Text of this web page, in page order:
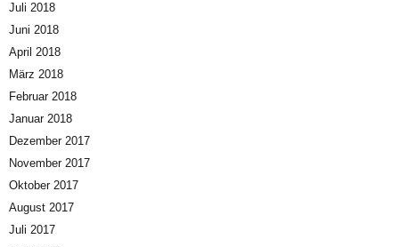
Juli 2018
Juni 2018
April 2018
März 2018
Februar 2018
Januar 2018
Dezember 2017
November 2017
Oktober 2017
August 2017
Juli 2017